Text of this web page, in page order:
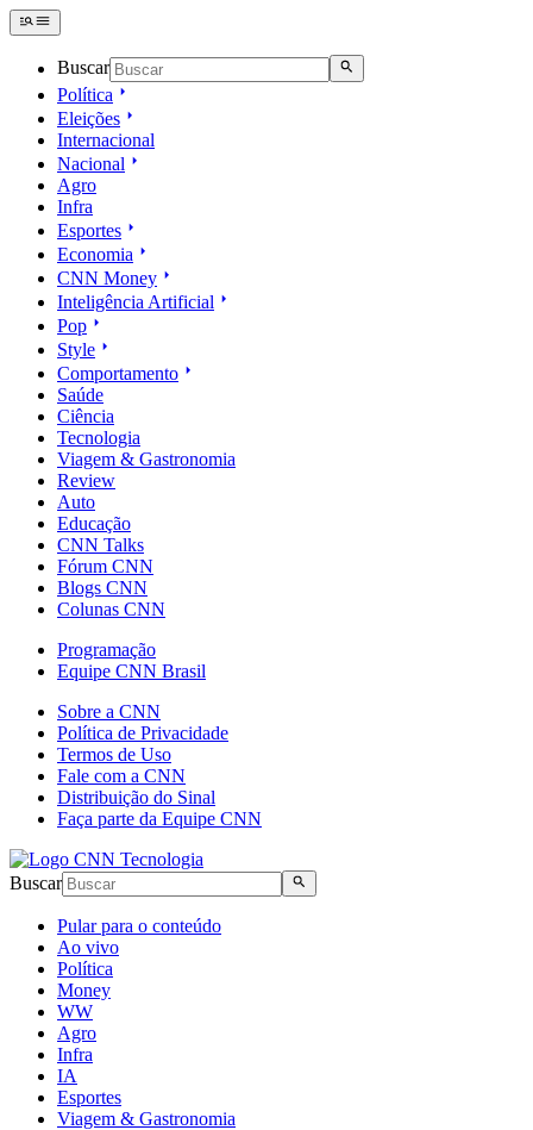
Buscar
Política
Eleições
Internacional
Nacional
Agro
Infra
Esportes
Economia
CNN Money
Inteligência Artificial
Pop
Style
Comportamento
Saúde
Ciência
Tecnologia
Viagem & Gastronomia
Review
Auto
Educação
CNN Talks
Fórum CNN
Blogs CNN
Colunas CNN
Programação
Equipe CNN Brasil
Sobre a CNN
Política de Privacidade
Termos de Uso
Fale com a CNN
Distribuição do Sinal
Faça parte da Equipe CNN
Buscar
Pular para o conteúdo
Ao vivo
Política
Money
WW
Agro
Infra
IA
Esportes
Viagem & Gastronomia